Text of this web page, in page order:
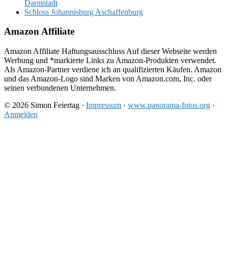
Darmstadt
Schloss Johannisburg Aschaffenburg
Amazon Affiliate
Amazon Affiliate Haftungsausschluss Auf dieser Webseite werden
Werbung und *markierte Links zu Amazon-Produkten verwendet.
Als Amazon-Partner verdiene ich an qualifizierten Käufen. Amazon
und das Amazon-Logo sind Marken von Amazon.com, Inc. oder
seinen verbundenen Unternehmen.
© 2026 Simon Feiertag · Impressum · www.panorama-fotos.org ·
Anmelden